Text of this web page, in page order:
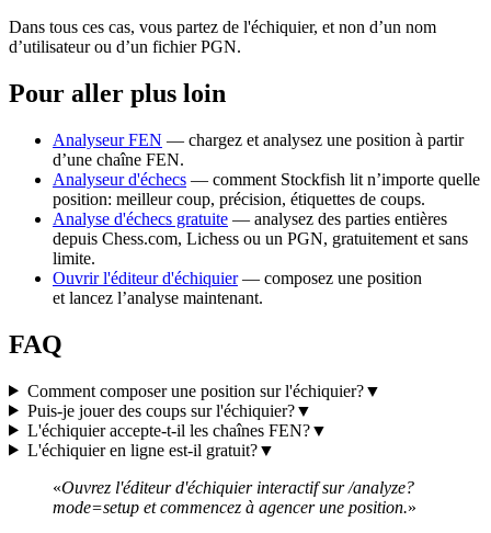
Dans tous ces cas, vous partez de l'échiquier, et non d’un nom
d’utilisateur ou d’un fichier PGN.
Pour aller plus loin
Analyseur FEN — chargez et analysez une position à partir
d’une chaîne FEN.
Analyseur d'échecs — comment Stockfish lit n’importe quelle
position: meilleur coup, précision, étiquettes de coups.
Analyse d'échecs gratuite — analysez des parties entières
depuis Chess.com, Lichess ou un PGN, gratuitement et sans
limite.
Ouvrir l'éditeur d'échiquier— composez une position
et lancez l’analyse maintenant.
FAQ
Comment composer une position sur l'échiquier?▼
Puis-je jouer des coups sur l'échiquier?▼
L'échiquier accepte-t-il les chaînes FEN?▼
L'échiquier en ligne est-il gratuit?▼
«Ouvrez l'éditeur d'échiquier interactif sur /analyze?
mode=setup et commencez à agencer une position.»